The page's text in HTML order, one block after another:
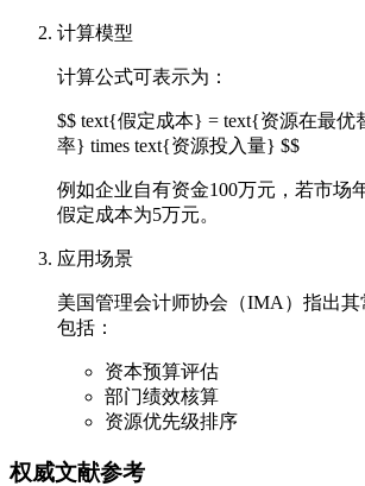
计算模型
计算公式可表示为：
$$ text{假定成本} = text{资源在最优
率} times text{资源投入量} $$
例如企业自有资金100万元，若市场
假定成本为5万元。
应用场景
美国管理会计师协会（IMA）指出其
包括：
资本预算评估
部门绩效核算
资源优先级排序
权威文献参考